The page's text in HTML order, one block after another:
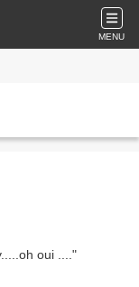
MENU